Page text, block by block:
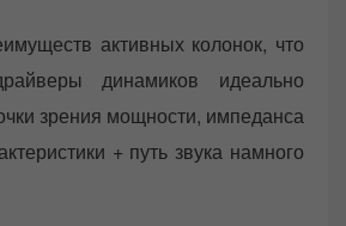
активных колонок, что
динамиков идеально
зрения мощности, импеданса
+ путь звука намного